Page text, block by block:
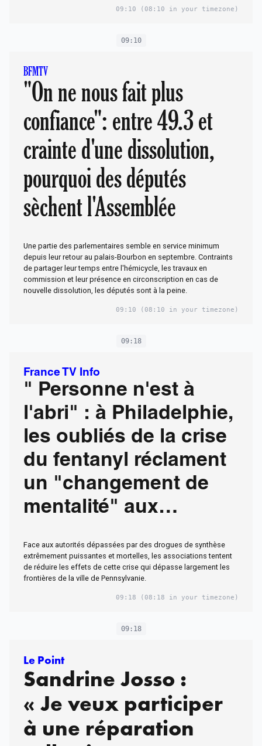
09:10 (08:10 in your timezone)
09:10
BFMTV
"On ne nous fait plus
confiance": entre 49.3 et
crainte d'une dissolution,
pourquoi des députés
sèchent l'Assemblée
Une partie des parlementaires semble en service minimum
depuis leur retour au palais-Bourbon en septembre. Contraints
de partager leur temps entre l'hémicycle, les travaux en
commission et leur présence en circonscription en cas de
nouvelle dissolution, les députés sont à la peine.
09:10 (08:10 in your timezone)
09:18
France TV Info
" Personne n'est à
l'abri" : à Philadelphie,
les oubliés de la crise
du fentanyl réclament
un "changement de
mentalité" aux
présidentielle
américaine
Face aux autorités dépassées par des drogues de synthèse
extrêmement puissantes et mortelles, les associations tentent
de réduire les effets de cette crise qui dépasse largement les
frontières de la ville de Pennsylvanie.
09:18 (08:18 in your timezone)
09:18
Le Point
Sandrine Josso :
« Je veux participer
à une réparation